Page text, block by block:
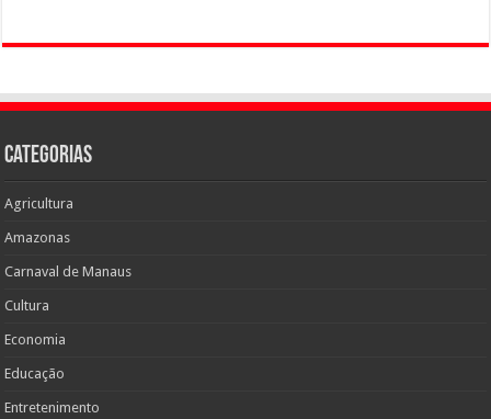
Categorias
Agricultura
Amazonas
Carnaval de Manaus
Cultura
Economia
Educação
Entretenimento